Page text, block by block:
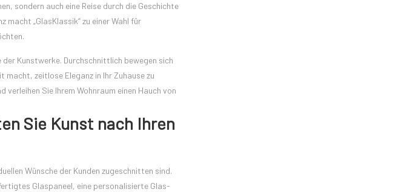
sondern auch eine Reise durch die Geschichte
„GlasKlassik“ zu einer Wahl für
Kunstwerke. Durchschnittlich bewegen sich
macht, zeitlose Eleganz in Ihr Zuhause zu
Sie Ihrem Wohnraum einen Hauch von
Sie Kunst nach Ihren
Wünsche der Kunden zugeschnitten sind.
Glaspaneel, eine personalisierte Glas-